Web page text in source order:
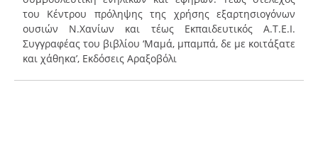
του Κέντρου πρόληψης της χρήσης εξαρτησιογόνων
ουσιών Ν.Χανίων και τέως Εκπαιδευτικός Α.Τ.Ε.Ι.
Συγγραφέας του βιβλίου ‘Μαμά, μπαμπά, δε με κοιτάξατε
και χάθηκα’, Εκδόσεις Αραξοβόλι